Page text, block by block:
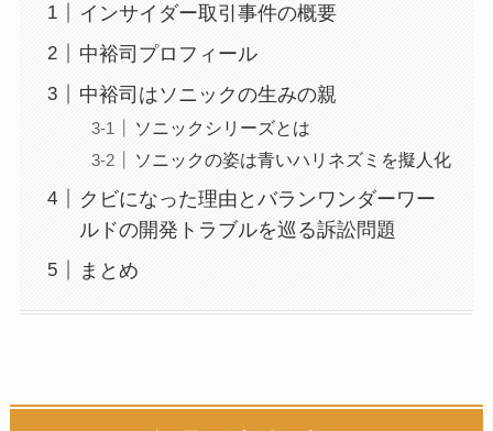
インサイダー取引事件の概要
中裕司プロフィール
中裕司はソニックの生みの親
ソニックシリーズとは
ソニックの姿は青いハリネズミを擬人化
クビになった理由とバランワンダーワー
ルドの開発トラブルを巡る訴訟問題
まとめ